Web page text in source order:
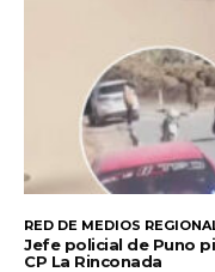
RED DE MEDIOS
Jefe policial de Puno
CP La Rinconada